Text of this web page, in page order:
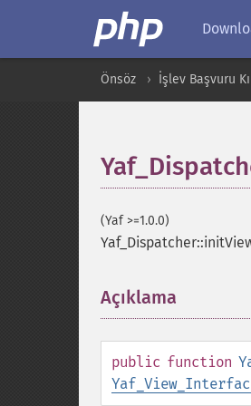
Önsöz İşlev Başvuru
(Yaf >=1.0.0)
Açıklama
public function